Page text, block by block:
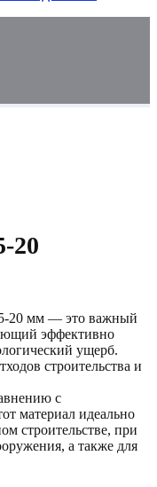
20
20 мм — это важный
эффективно
ущерб.
строительства и
с
материал идеально
строительстве, при
а также для